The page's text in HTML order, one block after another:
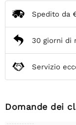
Spedito da
30 giorni di
Servizio
Domande dei